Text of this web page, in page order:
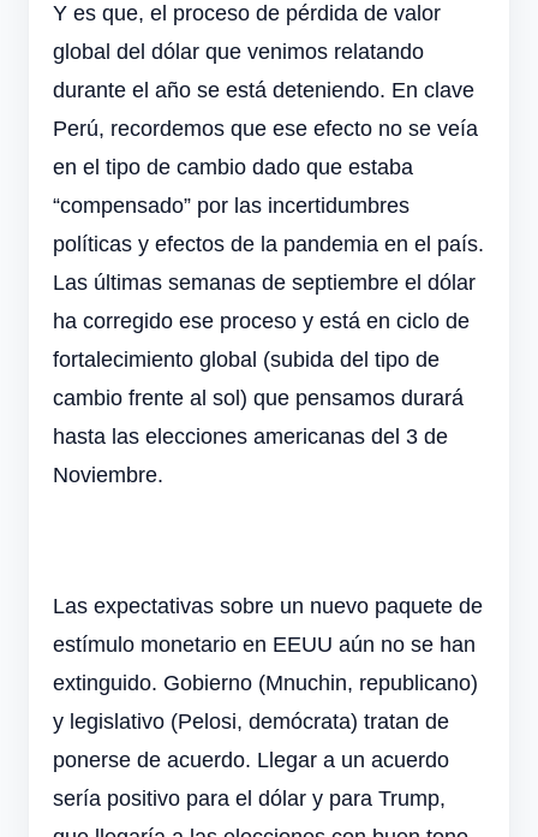
Y es que, el proceso de pérdida de valor
global del dólar que venimos relatando
durante el año se está deteniendo. En clave
Perú, recordemos que ese efecto no se veía
en el tipo de cambio dado que estaba
“compensado” por las incertidumbres
políticas y efectos de la pandemia en el país.
Las últimas semanas de septiembre el dólar
ha corregido ese proceso y está en ciclo de
fortalecimiento global (subida del tipo de
cambio frente al sol) que pensamos durará
hasta las elecciones americanas del 3 de
Noviembre.
Las expectativas sobre un nuevo paquete de
estímulo monetario en EEUU aún no se han
extinguido. Gobierno (Mnuchin, republicano)
y legislativo (Pelosi, demócrata) tratan de
ponerse de acuerdo. Llegar a un acuerdo
sería positivo para el dólar y para Trump,